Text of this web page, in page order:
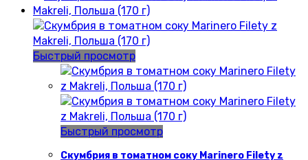
Быстрый просмотр
Быстрый просмотр
Скумбрия в томатном соку Marinero Filety z